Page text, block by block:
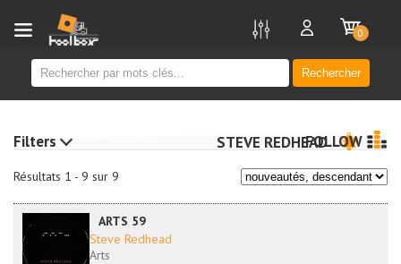
Rechercher
0
Résultats 1 - 9 sur 9
STEVE REDHEADFOLLOW
ARTS 59
Steve Redhead
Arts
Filters